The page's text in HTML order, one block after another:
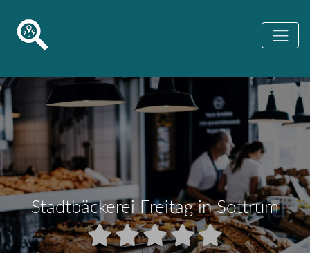
Stadtbäckerei Freitag in Sottrum